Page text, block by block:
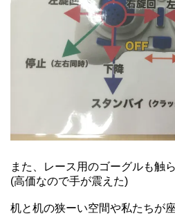
また、レース用のゴーグルも触
(高価なので手が震えた)
机と机の狭ーい空間や私たちが